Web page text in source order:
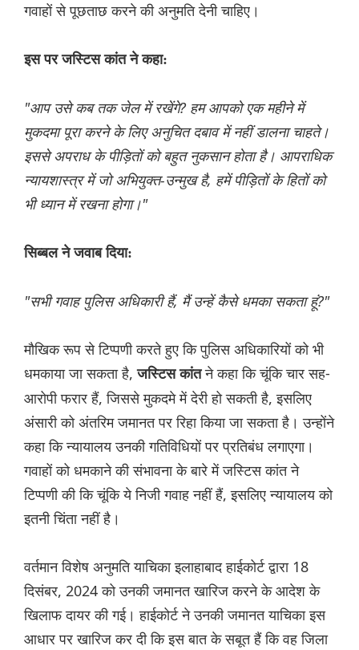
गवाहों से पूछताछ करने की अनुमति देनी चाहिए।
इस पर जस्टिस कांत ने कहा:
"आप उसे कब तक जेल में रखेंगे? हम आपको एक महीने में
मुकदमा पूरा करने के लिए अनुचित दबाव में नहीं डालना चाहते।
इससे अपराध के पीड़ितों को बहुत नुकसान होता है। आपराधिक
न्यायशास्त्र में जो अभियुक्त-उन्मुख है, हमें पीड़ितों के हितों को
भी ध्यान में रखना होगा।"
सिब्बल ने जवाब दिया:
"सभी गवाह पुलिस अधिकारी हैं, मैं उन्हें कैसे धमका सकता हूं?"
मौखिक रूप से टिप्पणी करते हुए कि पुलिस अधिकारियों को भी
धमकाया जा सकता है,जस्टिस कांतने कहा कि चूंकि चार सह-
आरोपी फरार हैं, जिससे मुकदमे में देरी हो सकती है, इसलिए
अंसारी को अंतरिम जमानत पर रिहा किया जा सकता है। उन्होंने
कहा कि न्यायालय उनकी गतिविधियों पर प्रतिबंध लगाएगा।
गवाहों को धमकाने की संभावना के बारे में जस्टिस कांत ने
टिप्पणी की कि चूंकि ये निजी गवाह नहीं हैं, इसलिए न्यायालय को
इतनी चिंता नहीं है।
वर्तमान विशेष अनुमति याचिका इलाहाबाद हाईकोर्ट द्वारा 18
दिसंबर, 2024 को उनकी जमानत खारिज करने के आदेश के
खिलाफ दायर की गई। हाईकोर्ट ने उनकी जमानत याचिका इस
आधार पर खारिज कर दी कि इस बात के सबूत हैं कि वह जिला